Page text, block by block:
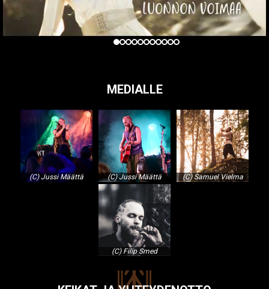
MEDIALLE
(C) Jussi Määttä (C) Jussi Määttä (C) Samuel Vielma
(C) Filip Smed